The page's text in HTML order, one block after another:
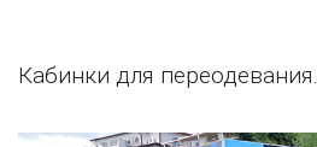
Кабинки для переодевания.